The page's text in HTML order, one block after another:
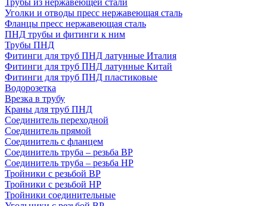
Уголки и отводы пресс нержавеющая сталь
Фланцы пресс нержавеющая сталь
ПНД трубы и фитинги к ним
Трубы ПНД
Фитинги для труб ПНД латунные Италия
Фитинги для труб ПНД латунные Китай
Фитинги для труб ПНД пластиковые
Водорозетка
Врезка в трубу
Краны для труб ПНД
Соединитель переходной
Соединитель прямой
Соединитель с фланцем
Соединитель труба – резьба ВР
Соединитель труба – резьба НР
Тройники с резьбой ВР
Тройники с резьбой НР
Тройники соединительные